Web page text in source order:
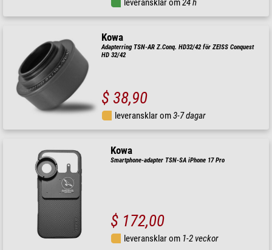
Kowa
Adapterring TSN-AR Z.Conq. HD32/42 för ZEISS Conquest
HD 32/42
$ 38,90
leveransklar om3-7 dagar
Kowa
Smartphone-adapter TSN-SA iPhone 17 Pro
$ 172,00
leveransklar om 1-2 veckor